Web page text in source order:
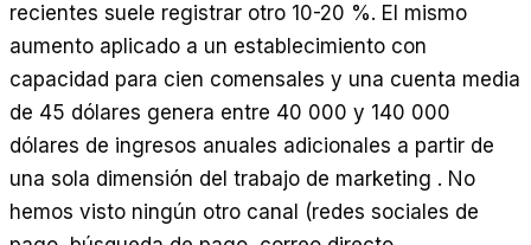
recientes suele registrar otro 10-20 %. El mismo
aumento aplicado a un establecimiento con
capacidad para cien comensales y una cuenta media
de 45 dólares genera entre 40 000 y 140 000
dólares de ingresos anuales adicionales a partir de
una sola dimensión del trabajo de marketing . No
hemos visto ningún otro canal (redes sociales de